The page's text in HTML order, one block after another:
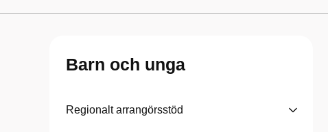
Barn och unga
Regionalt arrangörsstöd